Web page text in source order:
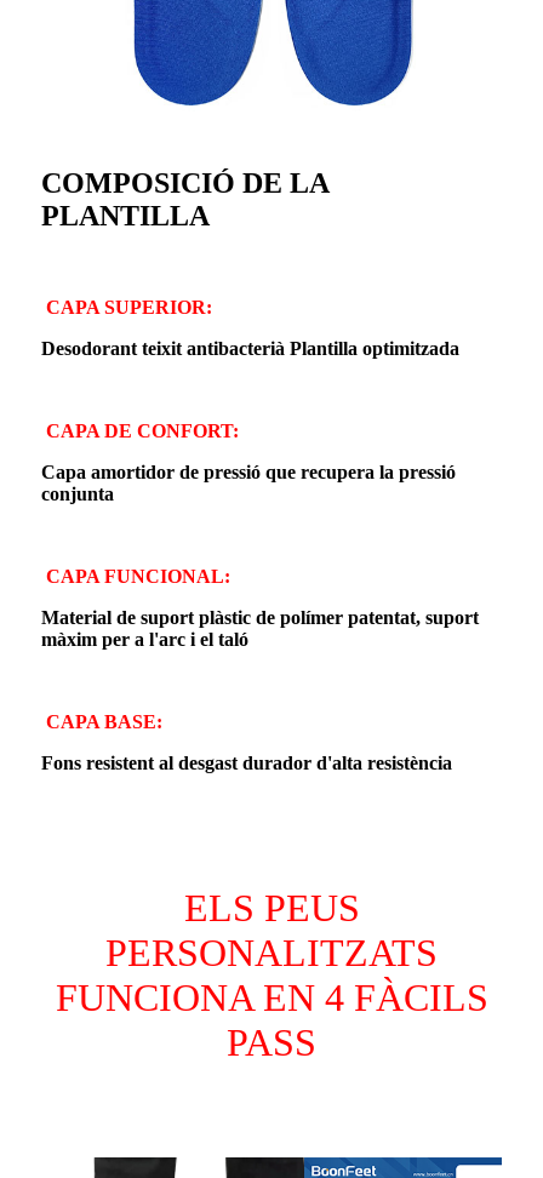
COMPOSICIÓ DE LA
PLANTILLA
CAPA SUPERIOR:
Desodorant teixit antibacterià Plantilla optimitzada
CAPA DE CONFORT:
Capa amortidor de pressió que recupera la pressió
conjunta
CAPA FUNCIONAL:
Material de suport plàstic de polímer patentat, suport
màxim per a l'arc i el taló
CAPA BASE:
Fons resistent al desgast durador d'alta resistència
ELS PEUS
PERSONALITZATS
FUNCIONA EN 4 FÀCILS
PASS